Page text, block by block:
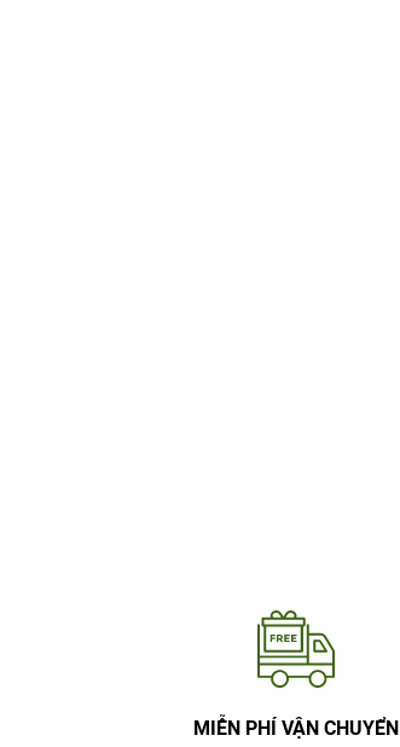
MIỄN PHÍ VẬN CHUYỂN